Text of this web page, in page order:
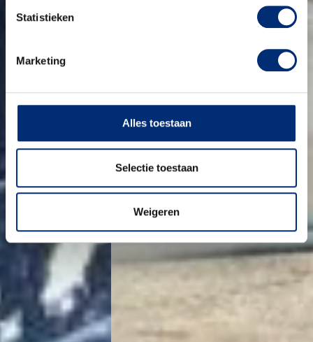
Statistieken
Marketing
Alles toestaan
Selectie toestaan
Weigeren